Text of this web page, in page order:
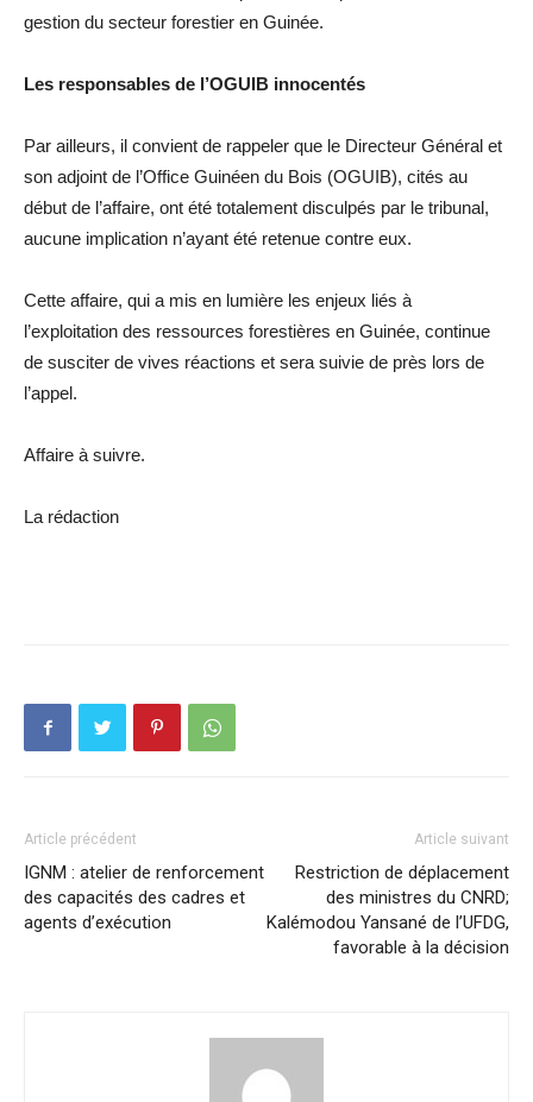
gestion du secteur forestier en Guinée.
Les responsables de l’OGUIB innocentés
Par ailleurs, il convient de rappeler que le Directeur Général et
son adjoint de l’Office Guinéen du Bois (OGUIB), cités au
début de l’affaire, ont été totalement disculpés par le tribunal,
aucune implication n’ayant été retenue contre eux.
Cette affaire, qui a mis en lumière les enjeux liés à
l’exploitation des ressources forestières en Guinée, continue
de susciter de vives réactions et sera suivie de près lors de
l’appel.
Affaire à suivre.
La rédaction
Article précédent
IGNM : atelier de renforcement
des capacités des cadres et
agents d’exécution
Article suivant
Restriction de déplacement
des ministres du CNRD;
Kalémodou Yansané de l’UFDG,
favorable à la décision